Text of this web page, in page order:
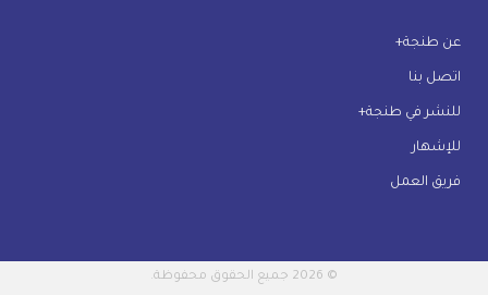
عن طنجة+
اتصل بنا
للنشر في طنجة+
للإشهار
فريق العمل
© 2026 جميع الحقوق محفوظة.